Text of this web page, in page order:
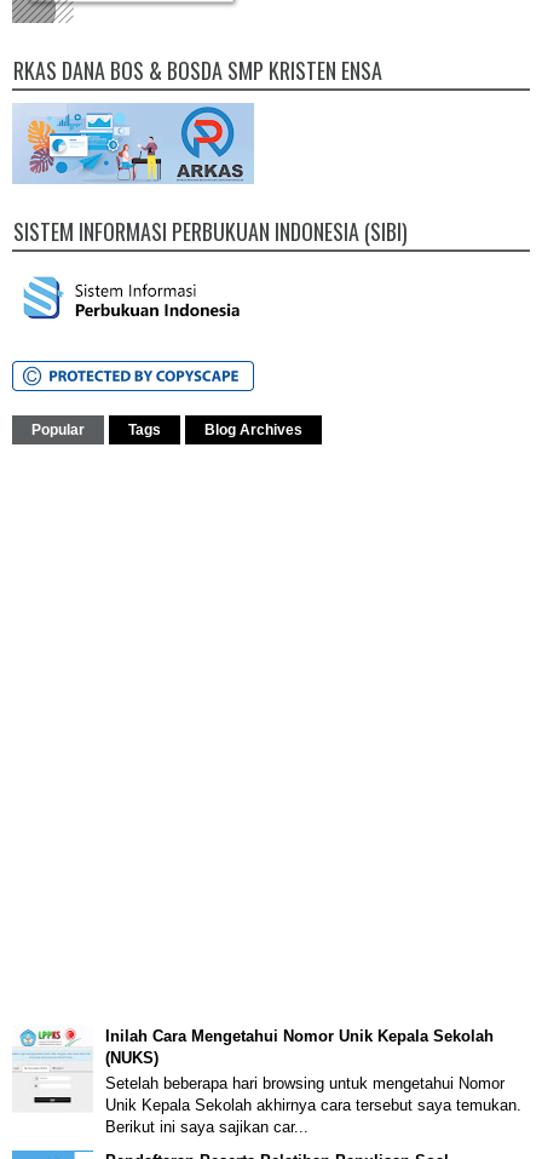
RKAS DANA BOS & BOSDA SMP KRISTEN ENSA
SISTEM INFORMASI PERBUKUAN INDONESIA (SIBI)
Popular Tags Blog Archives
Inilah Cara Mengetahui Nomor Unik Kepala Sekolah
(NUKS)
Setelah beberapa hari browsing untuk mengetahui Nomor
Unik Kepala Sekolah akhirnya cara tersebut saya temukan.
Berikut ini saya sajikan car...